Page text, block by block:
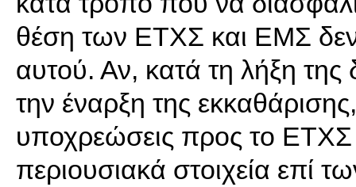
θέση των ΕΤΧΣ και ΕΜΣ δεν
αυτού. Αν, κατά τη λήξη της
την έναρξη της
υποχρεώσεις προς το ΕΤΧΣ
περιουσιακά στοιχεία επί